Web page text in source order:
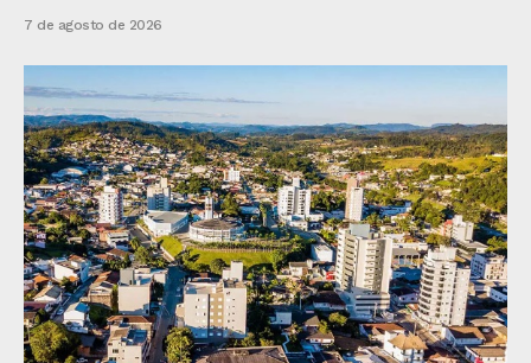
7 de agosto de 2026